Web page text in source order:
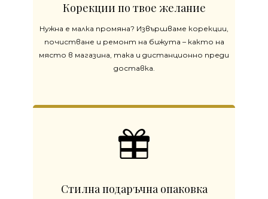
Корекции по твое желание
Нужна е малка промяна? Извършваме корекции,
почистване и ремонт на бижута – както на
място в магазина, така и дистанционно преди
доставка.
Стилна подаръчна опаковка